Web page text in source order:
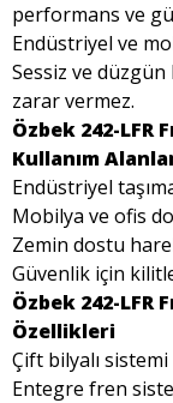
performans ve
Endüstriyel ve
Sessiz ve
zarar vermez.
Özbek 242-LFR
Kullanım
Endüstriyel
Mobilya ve ofis
Zemin dostu
Güvenlik için
Özbek 242-LFR
Özellikleri
Çift bilyalı
Entegre fren